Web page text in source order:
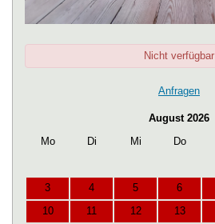
Nicht verfügbar
Anfragen
August 2026
Mo
Di Mi Do
3
4 5 6
10
11 12 13